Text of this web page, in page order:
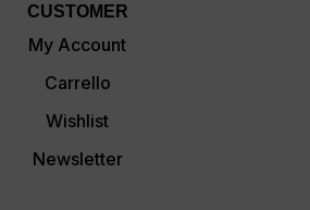
CUSTOMER
My Account
Carrello
Wishlist
Newsletter